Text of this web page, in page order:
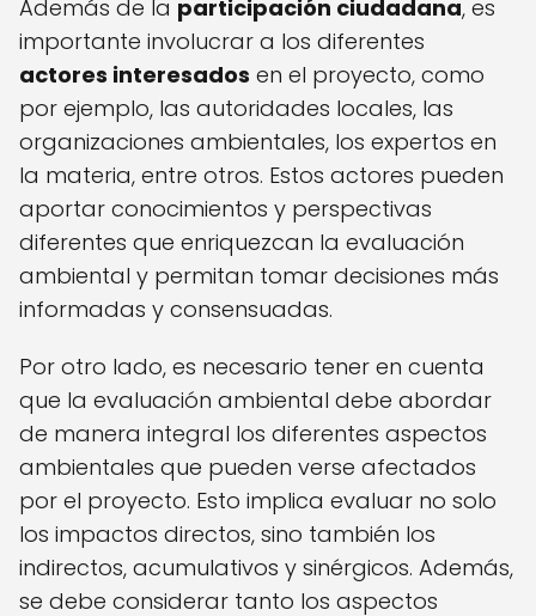
Además de la participación ciudadana, es
importante involucrar a los diferentes
actores interesados en el proyecto, como
por ejemplo, las autoridades locales, las
organizaciones ambientales, los expertos en
la materia, entre otros. Estos actores pueden
aportar conocimientos y perspectivas
diferentes que enriquezcan la evaluación
ambiental y permitan tomar decisiones más
informadas y consensuadas.
Por otro lado, es necesario tener en cuenta
que la evaluación ambiental debe abordar
de manera integral los diferentes aspectos
ambientales que pueden verse afectados
por el proyecto. Esto implica evaluar no solo
los impactos directos, sino también los
indirectos, acumulativos y sinérgicos. Además,
se debe considerar tanto los aspectos